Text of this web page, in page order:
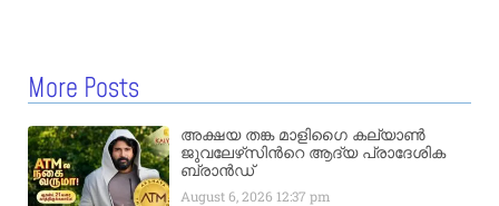
More Posts
അക്ഷയ തങ്ക മാളിഗൈ കല്യാണ്‍
ജുവലേഴ്‌സിന്‍റെ ആദ്യ പ്രാദേശിക
ബ്രാന്‍ഡ്
August 6, 2026 12:37 pm